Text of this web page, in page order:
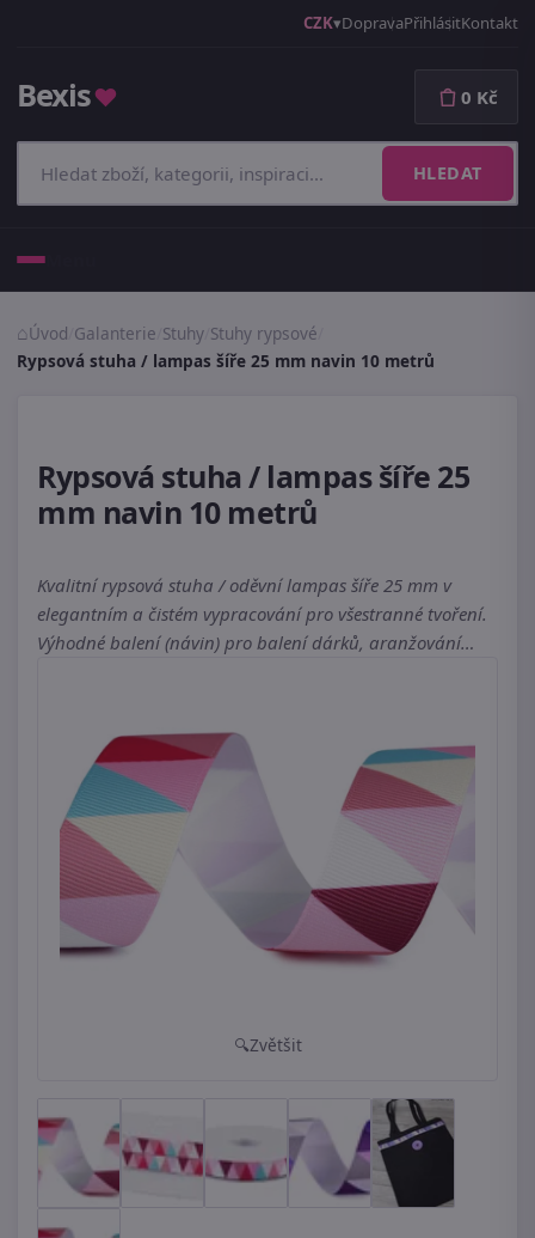
CZK DopravaPřihlásitKontakt
Bexis♥
HLEDAT
0 Kč
Úvod Galanterie Stuhy Stuhy rypsové
Rypsová stuha / lampas šíře 25 mm navin 10 metrů
Rypsová stuha / lampas šíře 25
mm navin 10 metrů
Kvalitní rypsová stuha / oděvní lampas šíře 25 mm v
elegantním a čistém vypracování pro všestranné tvoření.
Výhodné balení (návin) pro balení dárků, aranžování…
Zvětšit